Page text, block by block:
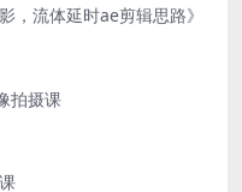
，流体延时ae剪辑思路》
拍摄课